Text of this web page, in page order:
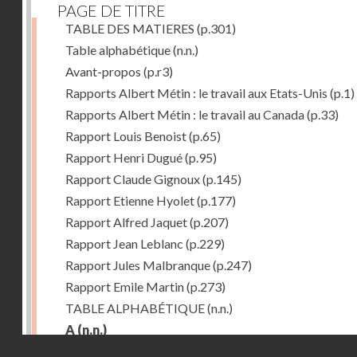
PAGE DE TITRE
TABLE DES MATIERES (p.301)
Table alphabétique(n.n.)
Avant-propos (p.r3)
Rapports Albert Métin : le travail aux Etats-Unis (p.1)
Rapports Albert Métin : le travail au Canada(p.33)
Rapport Louis Benoist(p.65)
Rapport Henri Dugué(p.95)
Rapport Claude Gignoux(p.145)
Rapport Etienne Hyolet(p.177)
Rapport Alfred Jaquet(p.207)
Rapport Jean Leblanc (p.229)
Rapport Jules Malbranque(p.247)
Rapport Emile Martin(p.273)
TABLE ALPHABÉTIQUE(n.n.)
A (n.n.)